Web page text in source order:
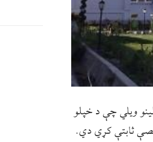
ویلي چې د خپلو
ثابتې کړي دي.